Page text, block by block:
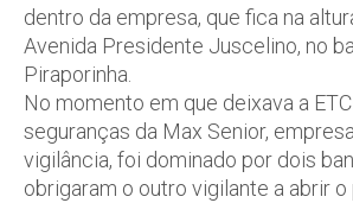
dentro da empresa, que fica na
Avenida Presidente Juscelino, no
Piraporinha.
No momento em que deixava a
seguranças da Max Senior,
vigilância, foi dominado por dois
obrigaram o outro vigilante a abrir o